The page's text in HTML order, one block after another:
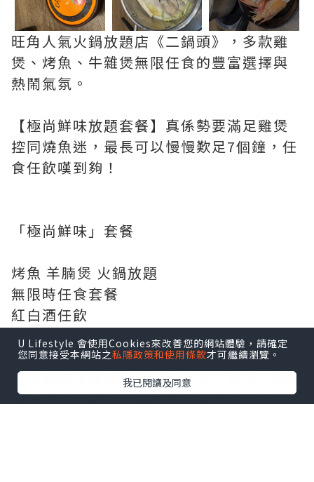
U Lifestyle 會使用Cookies來改善您的網站體驗，請確定
您同意接受本網站之私隱政策和使用條款才可繼續瀏覽。
我已閱讀及同意
旺角人氣火鍋放題店《二鍋頭》，多款雞
煲、烤魚、牛雜煲無限任食的豐富選擇與
熱鬧氣氛。
【極尚鮮味放題套餐】真係勢要滿足雞煲
控同燒魚迷，最長可以慢慢歎足7個鐘，任
食任飲嘆到夠！
「極尚鮮味」套餐
烤魚 羊腩煲 火鍋放題
無限時任食套餐
紅白酒任飲
整個放題陣容極之澎湃，任食牛雜煲、4款
口味烤魚、雞煲、牛尾煲、豬手煲通通入